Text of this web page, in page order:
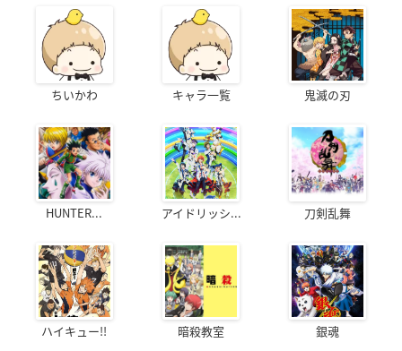
ちいかわ キャラ一覧 鬼滅の刃
HUNTER... アイドリッシ... 刀剣乱舞
ハイキュー!! 暗殺教室 銀魂